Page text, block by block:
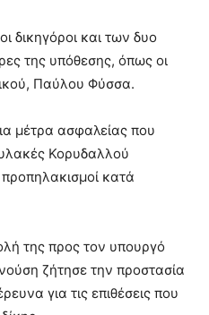
δικηγόροι και των δυο
της υπόθεσης, όπως οι
Παύλου Φύσσα.
μέτρα ασφαλείας που
Κορυδαλλού
κατά
της προς τον υπουργό
ζήτησε την προστασία
για τις επιθέσεις που